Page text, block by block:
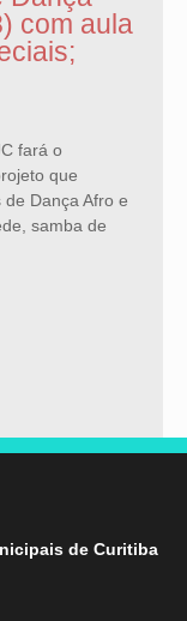
com aula
fará o
que
Dança Afro e
samba de
de Curitiba